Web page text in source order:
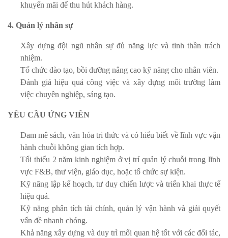
khuyến mãi để thu hút khách hàng.
4. Quản lý nhân sự
Xây dựng đội ngũ nhân sự đủ năng lực và tinh thần trách
nhiệm.
Tổ chức đào tạo, bồi dưỡng nâng cao kỹ năng cho nhân viên.
Đánh giá hiệu quả công việc và xây dựng môi trường làm
việc chuyên nghiệp, sáng tạo.
YÊU CẦU ỨNG VIÊN
Đam mê sách, văn hóa tri thức và có hiểu biết về lĩnh vực vận
hành chuỗi không gian tích hợp.
Tối thiểu 2 năm kinh nghiệm ở vị trí quản lý chuỗi trong lĩnh
vực F&B, thư viện, giáo dục, hoặc tổ chức sự kiện.
Kỹ năng lập kế hoạch, tư duy chiến lược và triển khai thực tế
hiệu quả.
Kỹ năng phân tích tài chính, quản lý vận hành và giải quyết
vấn đề nhanh chóng.
Khả năng xây dựng và duy trì mối quan hệ tốt với các đối tác,